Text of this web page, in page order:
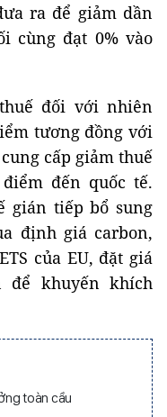
ra để giảm dần
cùng đạt 0% vào
đối với nhiên
tương đồng với
cấp giảm thuế
đến quốc tế.
gián tiếp bổ sung
định giá carbon,
của EU, đặt giá
để khuyến khích
toàn cầu